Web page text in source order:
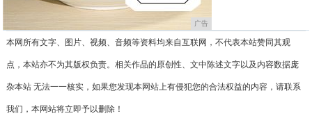
广告
本网所有文字、图片、视频、音频等资料均来自互联网，不代表本站赞同其观
点，本站亦不为其版权负责。相关作品的原创性、文中陈述文字以及内容数据庞
杂本站 无法一一核实，如果您发现本网站上有侵犯您的合法权益的内容，请联系
我们，本网站将立即予以删除！